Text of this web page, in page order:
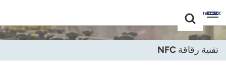
+86 -18681515767
English
تقنية رقاقة NFC